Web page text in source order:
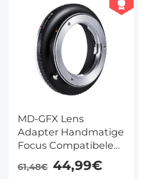
MD-GFX Lens
Adapter Handmatige
Focus Compatibele
Minolta MD Lenzen
voor Fuji GFX Camera
61,48€ 44,99€